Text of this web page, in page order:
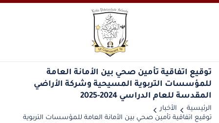
توقيع اتفاقية تأمين صحي بين الأمانة العامة
للمؤسسات التربوية المسيحية وشركة الأراضي
المقدسة للعام الدراسي 2024-2025
الرئيسية
الأخبار
توقيع اتفاقية تأمين صحي بين الأمانة العامة للمؤسسات التربوية